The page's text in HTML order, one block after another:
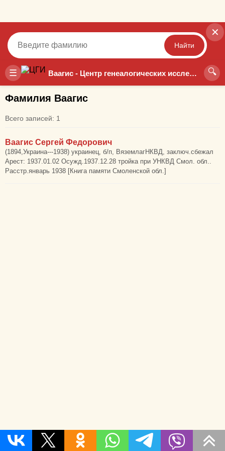
☰ Ваагис - Центр генеалогических исследований 🔍
✕
Найти
Точный Неточный
Фамилия Ваагис
Всего записей: 1
Ваагис Сергей Федорович
(1894,Украина---1938) украинец, б/п, ВяземлагНКВД, заключ.сбежал
Арест: 1937.01.02 Осужд.1937.12.28 тройка при УНКВД Смол. обл..
Расстр.январь 1938 [Книга памяти Смоленской обл.]